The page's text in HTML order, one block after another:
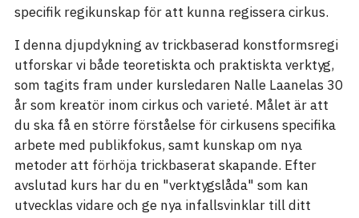
specifik regikunskap för att kunna regissera cirkus.
I denna djupdykning av trickbaserad konstformsregi
utforskar vi både teoretiskta och praktiskta verktyg,
som tagits fram under kursledaren Nalle Laanelas 30
år som kreatör inom cirkus och varieté. Målet är att
du ska få en större förståelse för cirkusens specifika
arbete med publikfokus, samt kunskap om nya
metoder att förhöja trickbaserat skapande. Efter
avslutad kurs har du en "verktygslåda" som kan
utvecklas vidare och ge nya infallsvinklar till ditt